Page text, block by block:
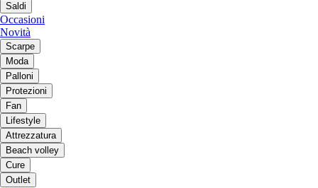
Saldi
Occasioni
Novità
Scarpe
Moda
Palloni
Protezioni
Fan
Lifestyle
Attrezzatura
Beach volley
Cure
Outlet